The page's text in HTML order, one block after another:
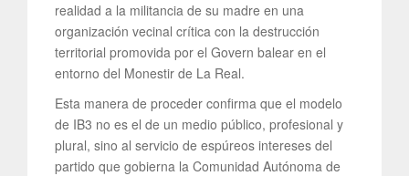
realidad a la militancia de su madre en una
organización vecinal crítica con la destrucción
territorial promovida por el Govern balear en el
entorno del Monestir de La Real.
Esta manera de proceder confirma que el modelo
de IB3 no es el de un medio público, profesional y
plural, sino al servicio de espúreos intereses del
partido que gobierna la Comunidad Autónoma de